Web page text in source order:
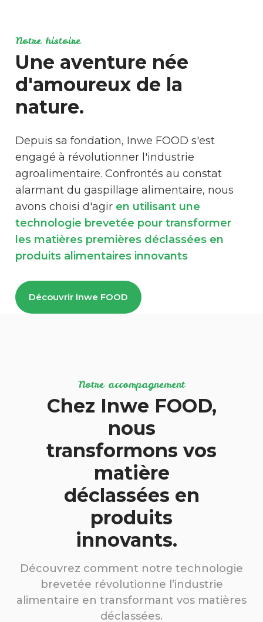
Notre histoire
Une aventure née
d'amoureux de la
nature.
Depuis sa fondation, Inwe FOOD s'est
engagé à révolutionner l'industrie
agroalimentaire. Confrontés au constat
alarmant du gaspillage alimentaire, nous
avons choisi d'agir en utilisant une
technologie brevetée pour transformer
les matières premières déclassées en
produits alimentaires innovants
Découvrir Inwe FOOD
Notre accompagnement
Chez Inwe FOOD,
nous
transformons vos
matière
déclassées en
produits
innovants.
Découvrez comment notre technologie
brevetée révolutionne l’industrie
alimentaire en transformant vos matières
déclassées.